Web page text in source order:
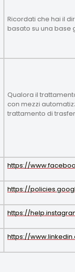
Ricordati che hai il
basato su una base
Qualora il
con mezzi
trattamento di
https://
https://
https://
https://